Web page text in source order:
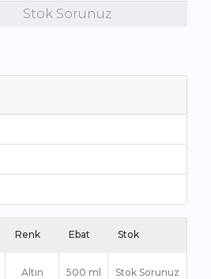
Stok Sorunuz
Renk Ebat Stok
Altın 500 ml Stok Sorunuz